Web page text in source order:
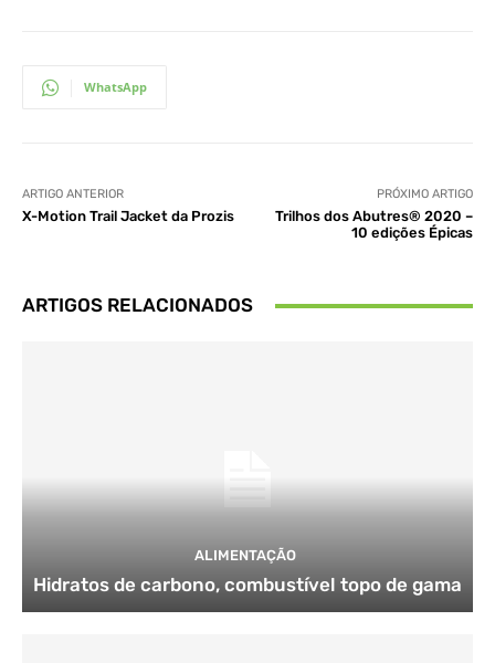
WhatsApp
ARTIGO ANTERIOR
X-Motion Trail Jacket da Prozis
PRÓXIMO ARTIGO
Trilhos dos Abutres® 2020 –
10 edições Épicas
ARTIGOS RELACIONADOS
ALIMENTAÇÃO
Hidratos de carbono, combustível topo de gama